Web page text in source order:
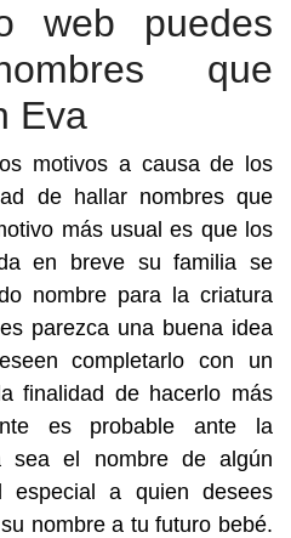
web puedes
que
Eva
motivos a causa de los
de hallar nombres que
más usual es que los
en breve su familia se
nombre para la criatura
parezca una buena idea
completarlo con un
finalidad de hacerlo más
es probable ante la
sea el nombre de algún
especial a quien desees
nombre a tu futuro bebé.